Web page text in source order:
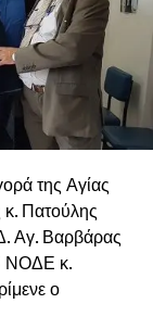
της Αγίας
Πατούλης
Αγ. Βαρβάρας
ΝΟΔΕ κ.
ο